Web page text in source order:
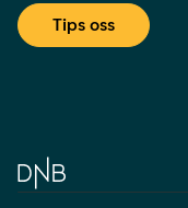
Tips oss